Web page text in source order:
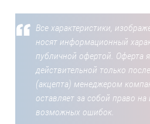
Все характеристики,
носят информационный
публичной офертой. Оферта
действительной только
(акцепта) менеджером
оставляет за собой право
возможных ошибок.